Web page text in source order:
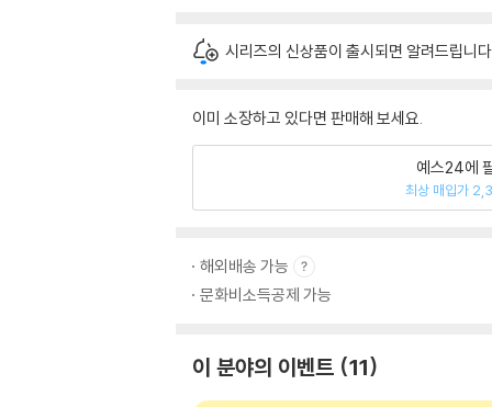
시리즈의 신상품이 출시되면 알려드립니
이미 소장하고 있다면 판매해 보세요.
예스24에
최상 매입가
해외배송 가능
문화비소득공제 가능
이 분야의 이벤트 11